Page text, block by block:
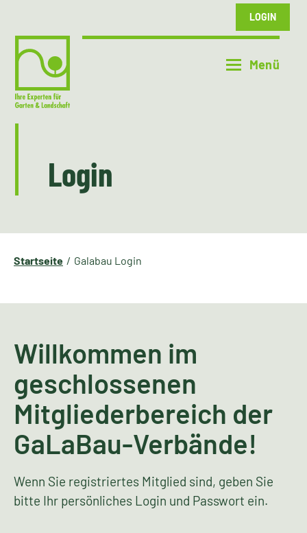
LOGIN
Login
Startseite Galabau Login
Willkommen im
geschlossenen
Mitgliederbereich der
GaLaBau-Verbände!
Wenn Sie registriertes Mitglied sind, geben Sie
bitte Ihr persönliches Login und Passwort ein.